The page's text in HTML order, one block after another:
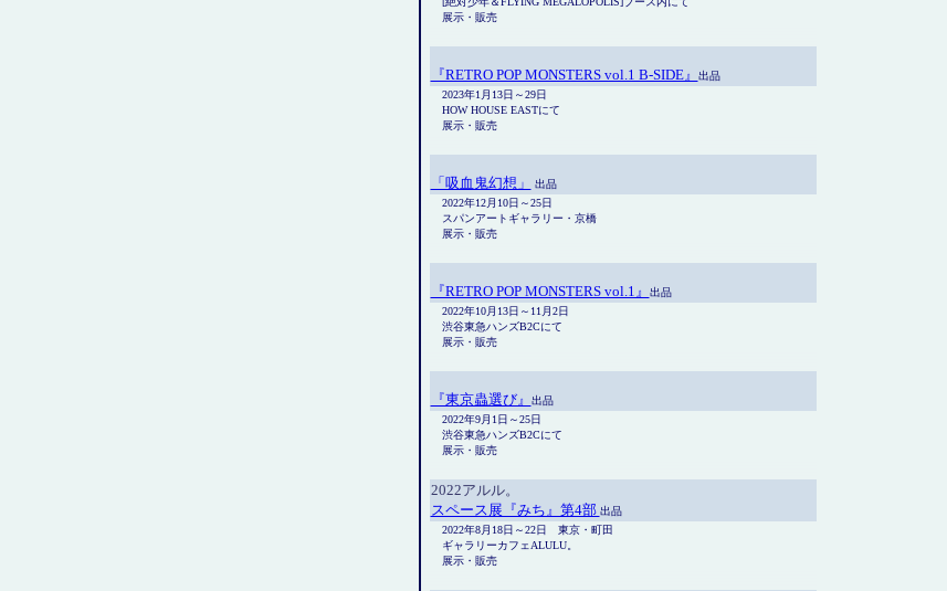
展示・販売
『RETRO POP MONSTERS vol.1 B-SIDE』
出品
2023年1月13日～29日
HOW HOUSE EASTにて
展示・販売
「吸血鬼幻想」
出品
2022年12月10日～25日
スパンアートギャラリー・京橋
展示・販売
『RETRO POP MONSTERS vol.1』
出品
2022年10月13日～11月2日
渋谷東急ハンズB2Cにて
展示・販売
『東京蟲選び』
出品
2022年9月1日～25日
渋谷東急ハンズB2Cにて
展示・販売
2022アルル。
スペース展『みち』第4部 出品
2022年8月18日～22日 東京・町田
ギャラリーカフェALULU。
展示・販売